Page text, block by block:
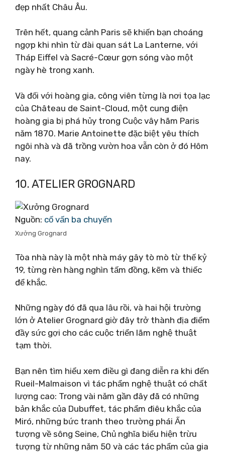
đẹp nhất Châu Âu.
Trên hết, quang cảnh Paris sẽ khiến bạn choáng
ngợp khi nhìn từ đài quan sát La Lanterne, với
Tháp Eiffel và Sacré-Cœur gợn sóng vào một
ngày hè trong xanh.
Và đối với hoàng gia, công viên từng là nơi tọa lạc
của Château de Saint-Cloud, một cung điện
hoàng gia bị phá hủy trong Cuộc vây hãm Paris
năm 1870. Marie Antoinette đặc biệt yêu thích
ngôi nhà và đã trồng vườn hoa vẫn còn ở đó Hôm
nay.
10. ATELIER GROGNARD
Nguồn: cố vấn ba chuyến
Xưởng Grognard
Tòa nhà này là một nhà máy gây tò mò từ thế kỷ
19, từng rèn hàng nghìn tấm đồng, kẽm và thiếc
để khắc.
Những ngày đó đã qua lâu rồi, và hai hội trường
lớn ở Atelier Grognard giờ đây trở thành địa điểm
đầy sức gợi cho các cuộc triển lãm nghệ thuật
tạm thời.
Bạn nên tìm hiểu xem điều gì đang diễn ra khi đến
Rueil-Malmaison vì tác phẩm nghệ thuật có chất
lượng cao: Trong vài năm gần đây đã có những
bản khắc của Dubuffet, tác phẩm điêu khắc của
Miró, những bức tranh theo trường phái Ấn
tượng về sông Seine, Chủ nghĩa biểu hiện trừu
tượng từ những năm 50 và các tác phẩm của gia